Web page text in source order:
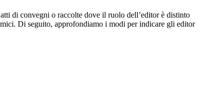
di convegni o raccolte dove il ruolo dell’editor è distinto
Di seguito, approfondiamo i modi per indicare gli editor